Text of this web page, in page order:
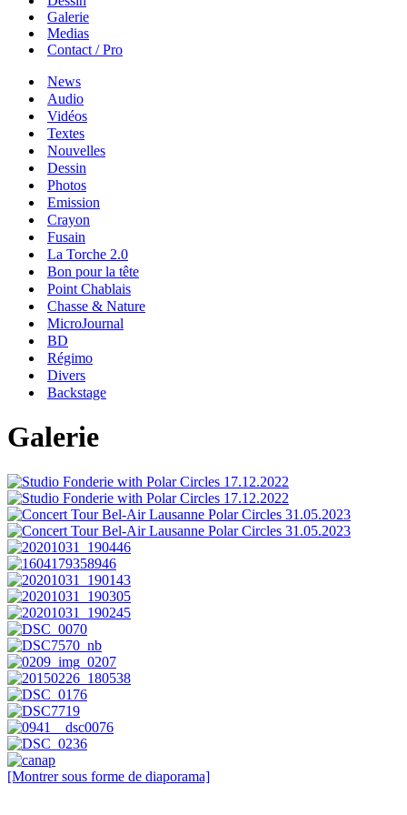
Galerie
Medias
Contact / Pro
News
Audio
Vidéos
Textes
Nouvelles
Dessin
Photos
Emission
Crayon
Fusain
La Torche 2.0
Bon pour la tête
Point Chablais
Chasse & Nature
MicroJournal
BD
Régimo
Divers
Backstage
Galerie
[Montrer sous forme de diaporama]